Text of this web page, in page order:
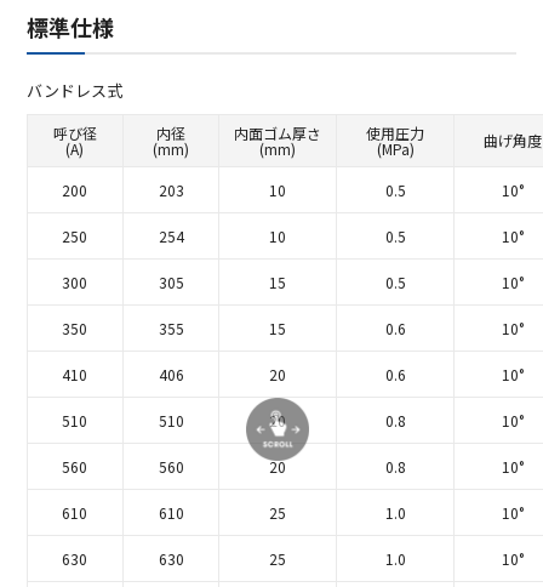
標準仕様
バンドレス式
呼び径
(A)
内径
(mm)
内面ゴム厚さ
(mm)
使用圧力
(MPa) 曲げ角度
200 203 10 0.5 10°
250 254 10 0.5 10°
300 305 15 0.5 10°
350 355 15 0.6 10°
410 406 20 0.6 10°
510 510 20 0.8 10°
560 560 20 0.8 10°
610 610 25 1.0 10°
630 630 25 1.0 10°